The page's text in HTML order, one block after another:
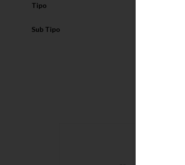
Tipo
Sub Tipo